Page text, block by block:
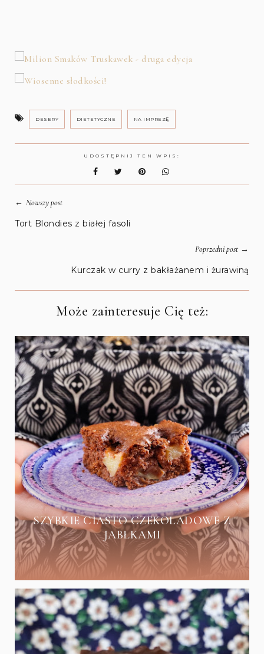
DESERY DIETETYCZNE NA IMPREZĘ
UDOSTĘPNIJ TEN WPIS:
←Nowszy post
Tort Blondies z białej fasoli
Poprzedni post→
Kurczak w curry z bakłażanem i żurawiną
Może zainteresuje Cię też:
SZYBKIE CIASTO CZEKOLADOWE Z
JABŁKAMI